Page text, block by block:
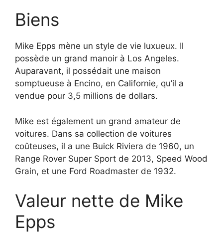
Biens
Mike Epps mène un style de vie luxueux. Il
possède un grand manoir à Los Angeles.
Auparavant, il possédait une maison
somptueuse à Encino, en Californie, qu’il a
vendue pour 3,5 millions de dollars.
Mike est également un grand amateur de
voitures. Dans sa collection de voitures
coûteuses, il a une Buick Riviera de 1960, un
Range Rover Super Sport de 2013, Speed Wood
Grain, et une Ford Roadmaster de 1932.
Valeur nette de Mike
Epps